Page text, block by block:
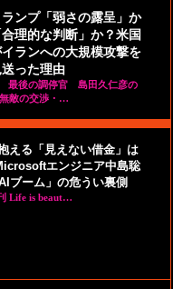
ランプ「弱さの露呈」か
合理的な判断」か？米国
ランへの大規模攻撃を
送った理由
最後の調停官 島田久仁彦の
無敵の交渉・…
える「見えない借金」は
エンジニア中島聡
ブーム」の危うい裏側
Life is beaut…